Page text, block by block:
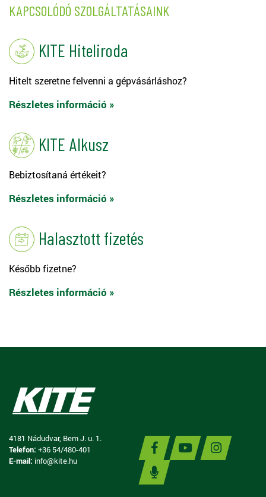
KAPCSOLÓDÓ SZOLGÁLTATÁSAINK
KITE Hiteliroda
Hitelt szeretne felvenni a gépvásárláshoz?
Részletes információ »
KITE Alkusz
Bebiztosítaná értékeit?
Részletes információ »
Halasztott fizetés
Később fizetne?
Részletes információ »
4181 Nádudvar, Bem J. u. 1.
Telefon: +36 54/480-401
E-mail: info@kite.hu